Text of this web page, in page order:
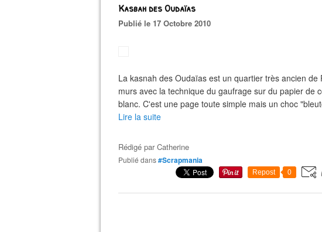
Kasbah des Oudaïas
Publié le 17 Octobre 2010
La kasnah des Oudaïas est un quartier très ancien
murs avec la technique du gaufrage sur du papier de
blanc. C'est une page toute simple mais un choc
Lire la suite
Rédigé parCatherine
Publié dans#Scrapmania
Repost 0